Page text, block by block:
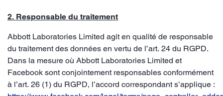
2. Responsable du traitement
Abbott Laboratories Limited agit en qualité de responsable
du traitement des données en vertu de l’art. 24 du RGPD.
Dans la mesure où Abbott Laboratories Limited et
Facebook sont conjointement responsables conformément
à l’art. 26 (1) du RGPD, l’accord correspondant s’applique :